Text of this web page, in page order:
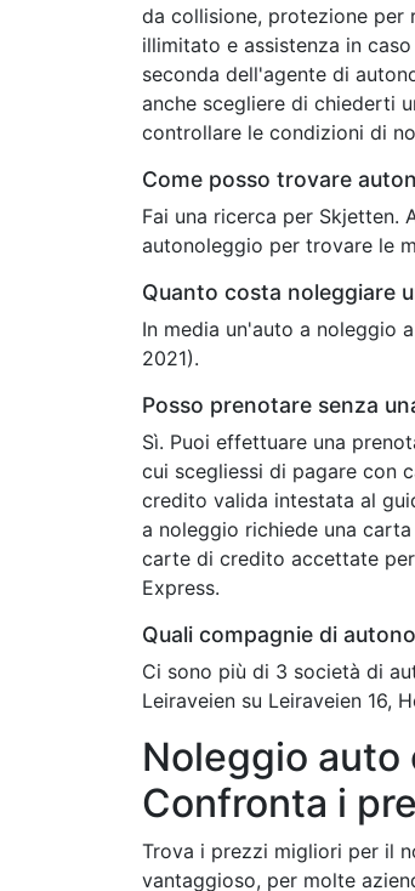
da collisione, protezione per
illimitato e assistenza in
seconda dell'agente di
anche scegliere di chiederti
controllare le condizioni di
Come posso trovare
Fai una ricerca per Skjetten.
autonoleggio per trovare le
Quanto costa noleggiare
In media un'auto a noleggio
2021).
Posso prenotare senza
Sì. Puoi effettuare una
cui scegliessi di pagare con
credito valida intestata al
a noleggio richiede una
carte di credito accettate
Express.
Quali compagnie di
Ci sono più di 3 società di
Leiraveien su Leiraveien 16,
Noleggio
Confronta i
Trova i prezzi migliori per il
vantaggioso, per molte